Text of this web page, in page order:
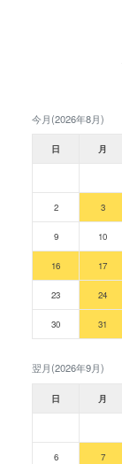
今月(2026年8月)
日 月
2 3
9 10
16 17
23 24
30 31
翌月(2026年9月)
日 月
6 7